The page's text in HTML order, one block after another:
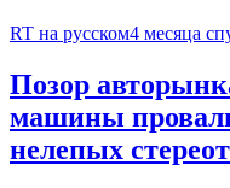
RT на русском4 месяца
Позор
машины
нелепых